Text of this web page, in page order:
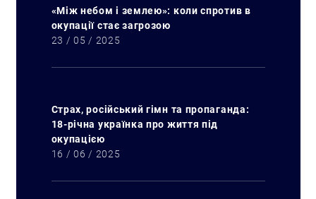
«Між небом і землею»: коли спротив в
окупації стає загрозою
23 / 05 / 2025
Страх, російський гімн та пропаганда:
18-річна українка про життя під
окупацією
16 / 06 / 2025